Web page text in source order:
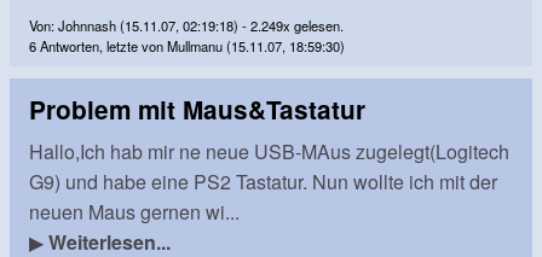
Von: Johnnash (15.11.07, 02:19:18) - 2.249x gelesen.
6 Antworten, letzte von Mullmanu (15.11.07, 18:59:30)
Problem mit Maus&Tastatur
Hallo,Ich hab mir ne neue USB-MAus zugelegt(Logitech
G9) und habe eine PS2 Tastatur. Nun wollte ich mit der
neuen Maus gernen wi...
▶Weiterlesen...